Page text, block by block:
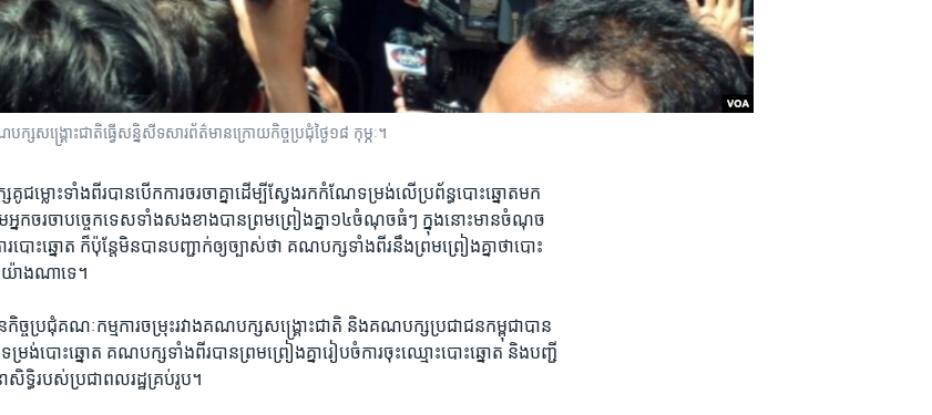
គ្រោះ​​ជាតិ​​​ធ្វើសន្និសីទ​សារព័ត៌មាន​​ក្រោយ​​កិច្ច​​ប្រជុំ​​ថ្ងៃ​១៨ កុម្ភៈ។​
ម្លោះ​ទាំង​ពីរ​បាន​បើក​ការ​ចរចា​គ្នា​ដើម្បី​ស្វែង​រក​កំណែ​ទម្រង់​លើ​ប្រព័ន្ធ​បោះ​ឆ្នោត​មក​
មអ្នក​ចរចា​បច្ចេកទេស​ទាំងសងខាង​បាន​ព្រមព្រៀង​គ្នា​១៤​ចំណុចធំៗ​ ក្នុង​នោះ​មាន​ចំណុច
បោះ​ឆ្នោត ​ក៏​ប៉ុន្តែ​មិន​បាន​បញ្ជាក់​ឲ្យច្បាស់​ថា​ គណបក្ស​ទាំង​ពីរ​នឹង​ព្រម​ព្រៀង​គ្នា​ថា​បោះ​
ាង​ណាទេ។​
កិច្ច​ប្រជុំ​គណៈកម្មការ​ចម្រុះរវាង​គណបក្ស​សង្គ្រោះជាតិ​ និង​គណបក្ស​ប្រជាជន​កម្ពុជា​បាន​
រង់​បោះ​ឆ្នោត​ គណបក្ស​ទាំង​ពីរ​បាន​ព្រម​ព្រៀង​គ្នារៀប​ចំការ​ចុះ​ឈ្មោះ​បោះឆ្នោត​ និង​បញ្ជី​
សិទ្ធិរបស់​ប្រជាពលរដ្ឋ​គ្រប់​រូប។​